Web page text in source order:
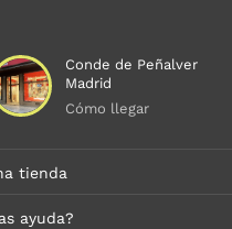
Conde de Peñalver
Madrid
Cómo llegar
tienda
ayuda?